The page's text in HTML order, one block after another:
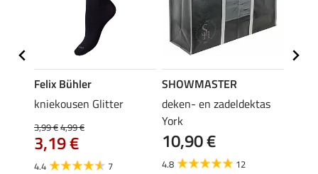
Felix Bühler
kniekousen Glitter
3,99 €4,99 €
3,19 €
4.4 7
SHOWMASTER
deken- en zadeldektas
York
10,90 €
4.8 12